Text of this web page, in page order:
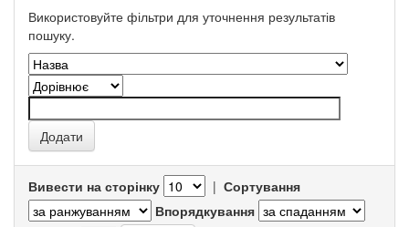
Використовуйте фільтри для уточнення результатів
пошуку.
Вивести на сторінку | Сортування
Впорядкування